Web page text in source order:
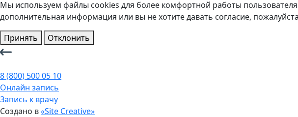
Мы используем файлы cookies для более комфортной работы
дополнительная информация или вы не хотите давать согласие,
Принять
Отклонить
8 (800) 500 05 10
Онлайн запись
Запись к врачу
Создано в«Site Creative»